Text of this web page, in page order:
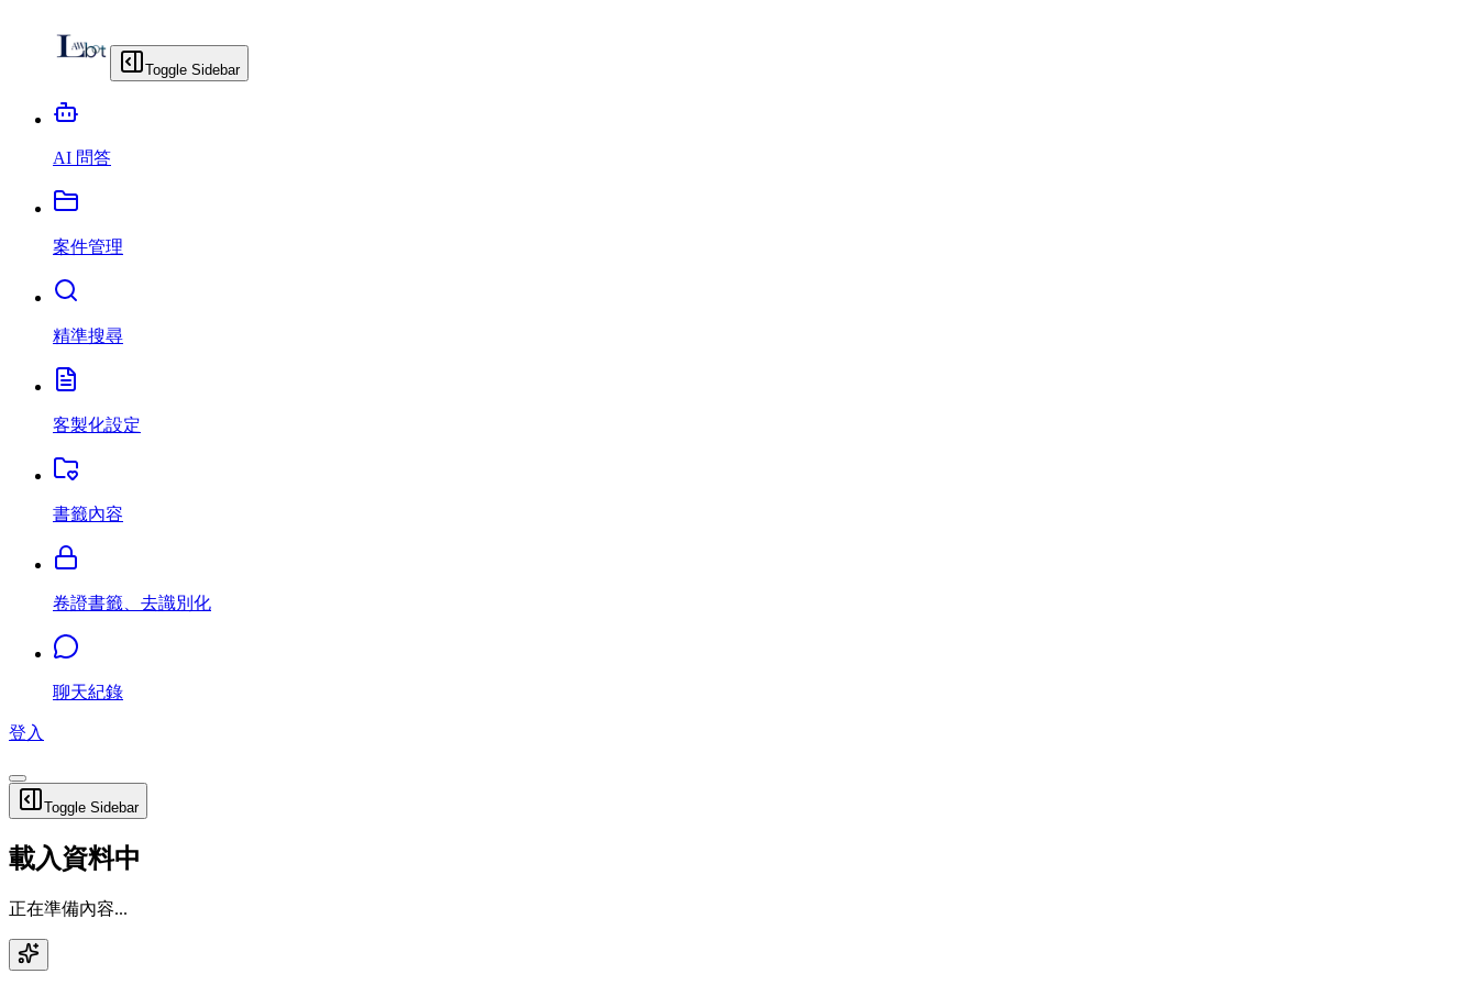
Toggle Sidebar
AI 問答
案件管理
精準搜尋
客製化設定
書籤內容
卷證書籤、去識別化
聊天紀錄
登入
Toggle Sidebar
載入資料中
正在準備內容...